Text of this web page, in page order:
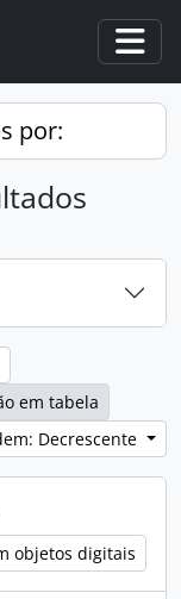
por:
em tabela
Decrescente
objetos digitais